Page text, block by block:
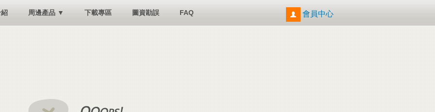
周邊產品 ▼ 下載專區 圖資勘誤 FAQ 會員中心